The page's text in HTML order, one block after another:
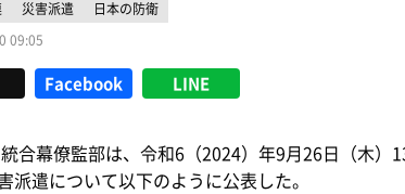
災害派遣
日本の防衛
09:05
Facebook LINE
合幕僚監部は、令和6（2024）年9月26日（木）
派遣について以下のように公表した。